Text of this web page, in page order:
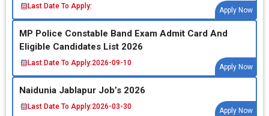
Last Date To Apply:
Apply Now
MP Police Constable Band Exam Admit Card And
Eligible Candidates List 2026
Last Date To Apply:2026-09-10
Apply Now
Naidunia Jablapur Job’s 2026
Last Date To Apply:2026-03-30
Apply Now